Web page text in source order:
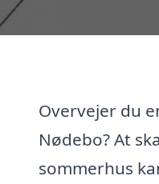
Overvejer du
Nødebo? At
sommerhus